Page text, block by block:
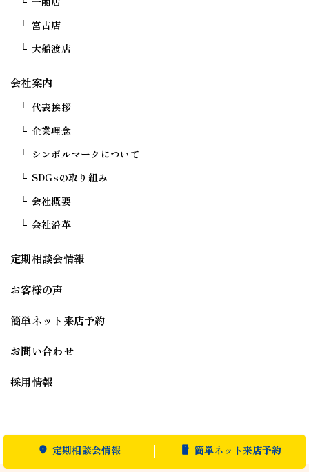
宮古店
大船渡店
会社案内
代表挨拶
企業理念
シンボルマークについて
SDGsの取り組み
会社概要
会社沿革
定期相談会情報
お客様の声
簡単ネット来店予約
お問い合わせ
採用情報
定期相談会情報 簡単ネット来店予約